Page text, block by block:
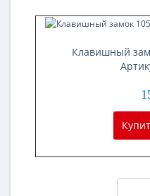
Клавишный